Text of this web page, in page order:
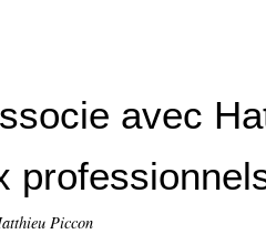
avec
Piccon